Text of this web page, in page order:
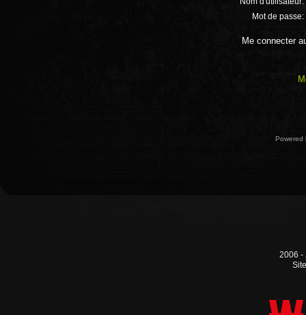
Mot de passe:
Me connecter
Powered
2006 -